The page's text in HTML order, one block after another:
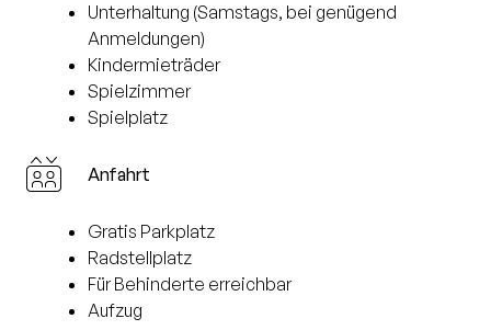
Unterhaltung (Samstags, bei genügend
Anmeldungen)
Kindermieträder
Spielzimmer
Spielplatz
Anfahrt
Gratis Parkplatz
Radstellplatz
Für Behinderte erreichbar
Aufzug